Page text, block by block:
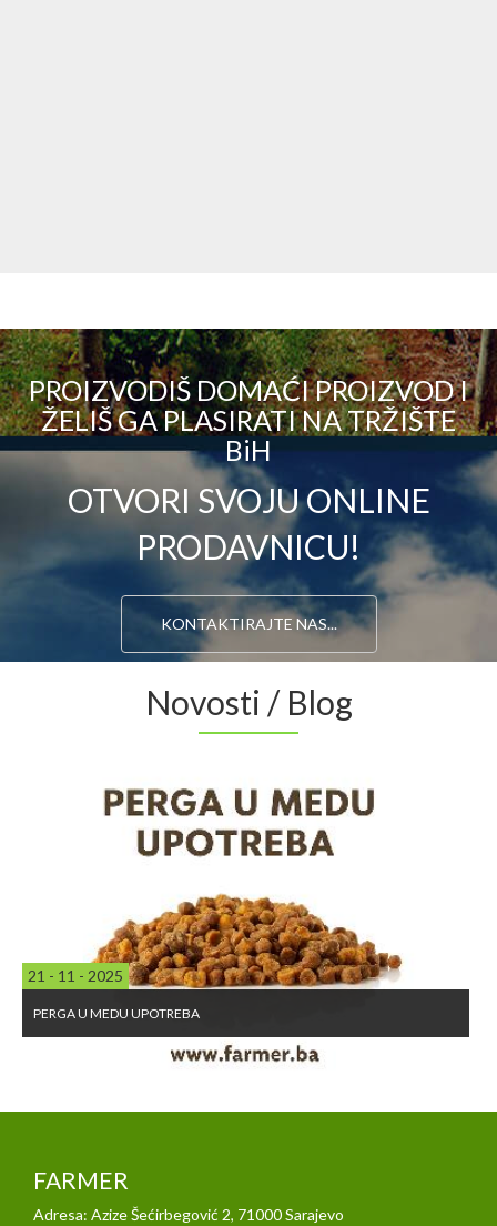
PROIZVODIŠ DOMAĆI PROIZVOD I
ŽELIŠ GA PLASIRATI NA TRŽIŠTE
BiH
OTVORI SVOJU ONLINE
PRODAVNICU!
KONTAKTIRAJTE NAS...
Novosti / Blog
21 - 11 - 2025
PERGA U MEDU UPOTREBA
FARMER
Adresa: Azize Šećirbegović 2, 71000 Sarajevo